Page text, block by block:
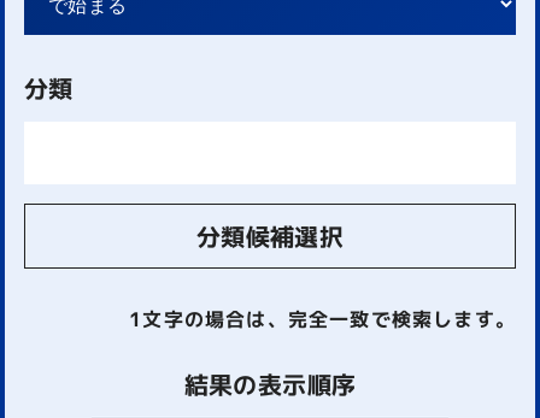
分類
分類候補選択
1文字の場合は、完全一致で検索します。
結果の表示順序